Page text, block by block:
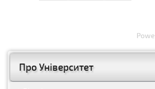
Про Університет